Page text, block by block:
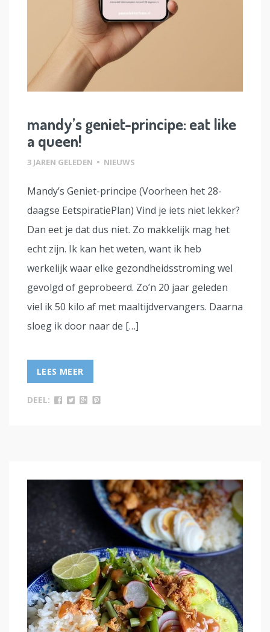
mandy’s geniet-principe: eat like
a queen!
3 JAREN GELEDEN • NIEUWS
Mandy’s Geniet-principe (Voorheen het 28-
daagse EetspiratiePlan) Vind je iets niet lekker?
Dan eet je dat dus niet. Zo makkelijk mag het
echt zijn. Ik kan het weten, want ik heb
werkelijk waar elke gezondheidsstroming wel
gevolgd of geprobeerd. Zo’n 20 jaar geleden
viel ik 50 kilo af met maaltijdvervangers. Daarna
sloeg ik door naar de […]
LEES MEER
DEEL: